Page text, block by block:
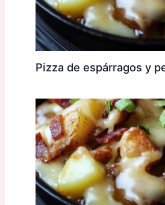
Pizza de espárragos y